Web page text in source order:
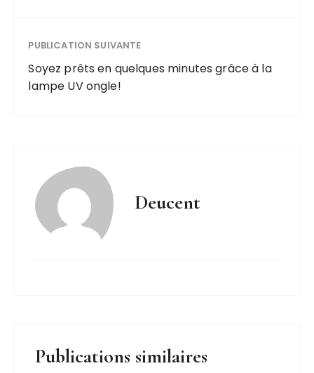
PUBLICATION SUIVANTE
Soyez prêts en quelques minutes grâce à la
lampe UV ongle!
Deucent
Publications similaires